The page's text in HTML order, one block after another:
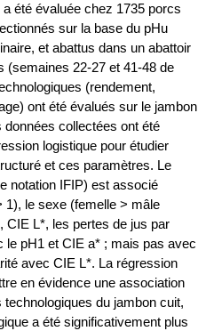
été évaluée chez 1735 porcs
sur la base du pHu
et abattus dans un abattoir
(semaines 22-27 et 41-48 de
(rendement,
ont été évalués sur le jambon
données collectées ont été
logistique pour étudier
et ces paramètres. Le
notation IFIP) est associé
1), le sexe (femelle > mâle
CIE L*, les pertes de jus par
le pH1 et CIE a* ; mais pas avec
avec CIE L*. La régression
en évidence une association
du jambon cuit,
a été significativement plus